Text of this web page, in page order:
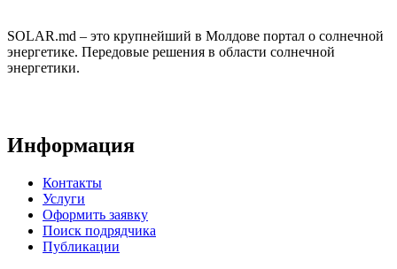
SOLAR.md – это крупнейший в Молдове портал о солнечной
энергетике. Передовые решения в области солнечной
энергетики.
Информация
Контакты
Услуги
Оформить заявку
Поиск подрядчика
Публикации